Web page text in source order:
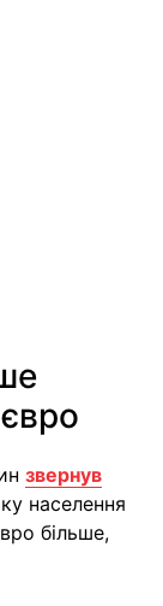
звернув
населення
більше,